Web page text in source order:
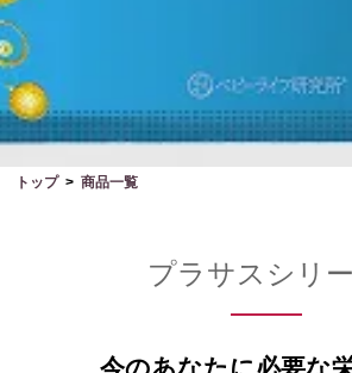
トップ 商品一覧
プラサスシリ
今のあなたに必要な